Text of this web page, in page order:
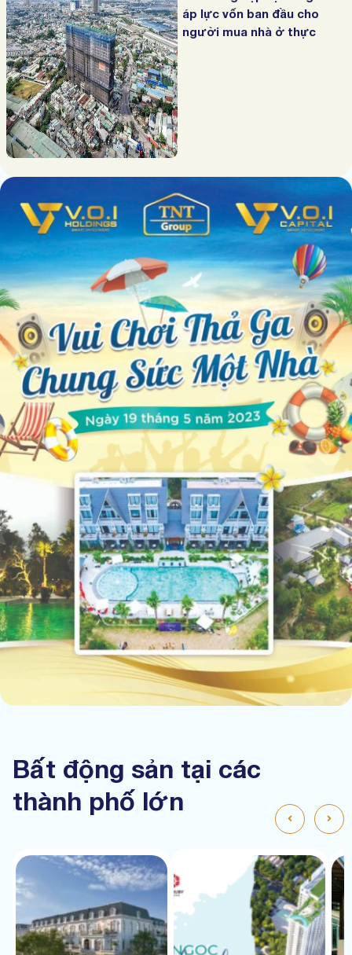
áp lực vốn ban đầu cho
người mua nhà ở thực
Bất động sản tại các
thành phố lớn